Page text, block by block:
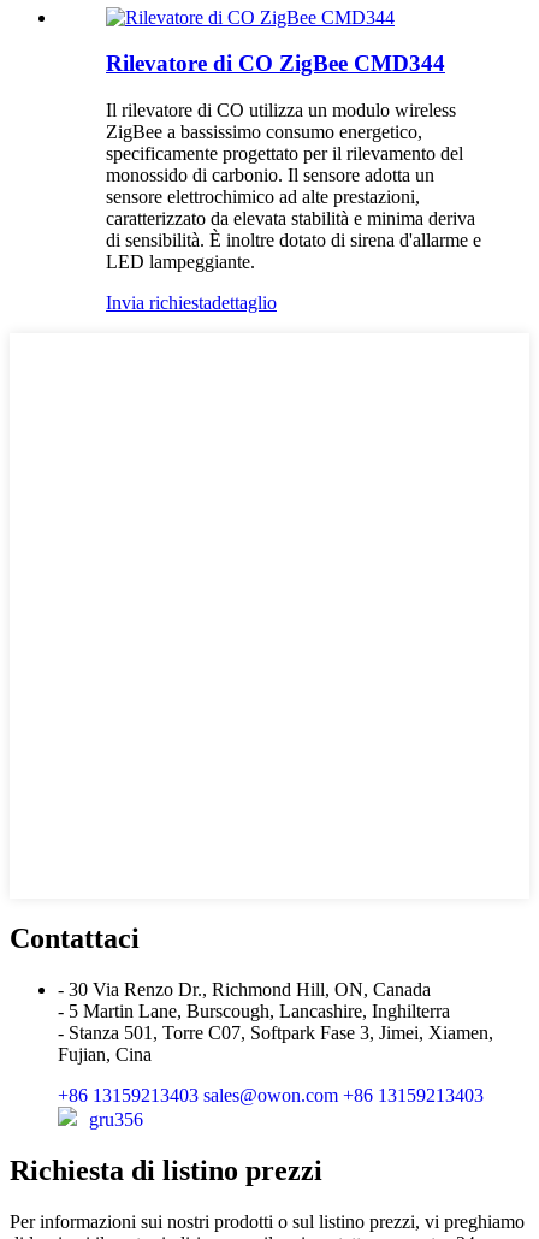
Rilevatore di CO ZigBee CMD344
Il rilevatore di CO utilizza un modulo wireless
ZigBee a bassissimo consumo energetico,
specificamente progettato per il rilevamento del
monossido di carbonio. Il sensore adotta un
sensore elettrochimico ad alte prestazioni,
caratterizzato da elevata stabilità e minima deriva
di sensibilità. È inoltre dotato di sirena d'allarme e
LED lampeggiante.
Invia richiestadettaglio
Contattaci
- 30 Via Renzo Dr., Richmond Hill, ON, Canada
- 5 Martin Lane, Burscough, Lancashire, Inghilterra
- Stanza 501, Torre C07, Softpark Fase 3, Jimei, Xiamen,
Fujian, Cina
+86 13159213403 sales@owon.com +86 13159213403
gru356
Richiesta di listino prezzi
Per informazioni sui nostri prodotti o sul listino prezzi, vi preghiamo